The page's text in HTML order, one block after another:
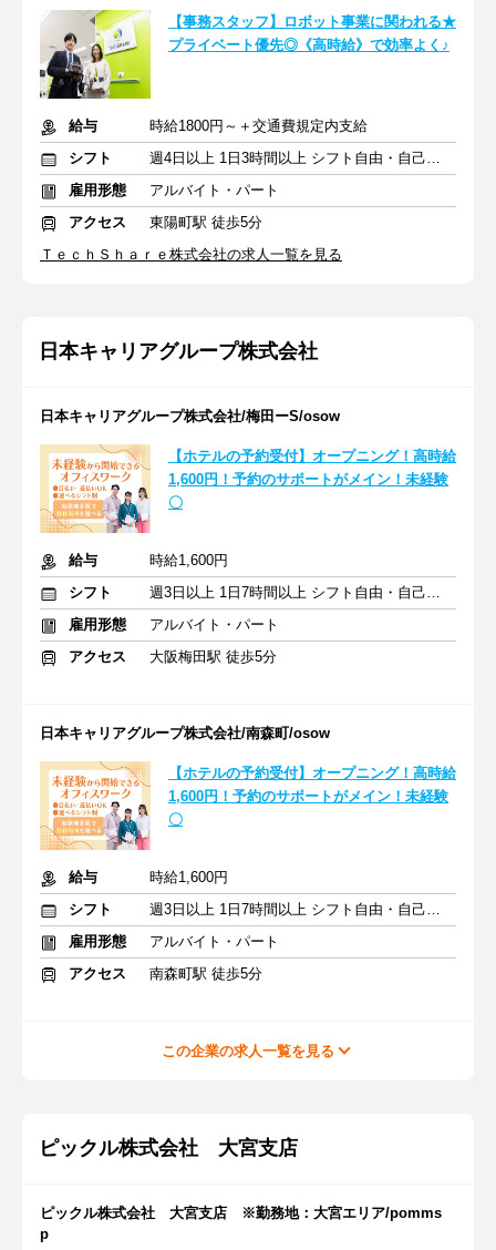
【事務スタッフ】ロボット事業に関われる★
プライベート優先◎《高時給》で効率よく♪
給与
時給1800円～＋交通費規定内支給
シフト
週4日以上 1日3時間以上 シフト自由・自己申告
雇用形態
アルバイト・パート
アクセス
東陽町駅 徒歩5分
ＴｅｃｈＳｈａｒｅ株式会社の求人一覧を見る
日本キャリアグループ株式会社
日本キャリアグループ株式会社/梅田ーS/osow
【ホテルの予約受付】オープニング！高時給
1,600円！予約のサポートがメイン！未経験
〇
給与
時給1,600円
シフト
週3日以上 1日7時間以上 シフト自由・自己申告
雇用形態
アルバイト・パート
アクセス
大阪梅田駅 徒歩5分
日本キャリアグループ株式会社/南森町/osow
【ホテルの予約受付】オープニング！高時給
1,600円！予約のサポートがメイン！未経験
〇
給与
時給1,600円
シフト
週3日以上 1日7時間以上 シフト自由・自己申告
雇用形態
アルバイト・パート
アクセス
南森町駅 徒歩5分
この企業の求人一覧を見る
ピックル株式会社 大宮支店
ピックル株式会社 大宮支店 ※勤務地：大宮エリア/pomms
p